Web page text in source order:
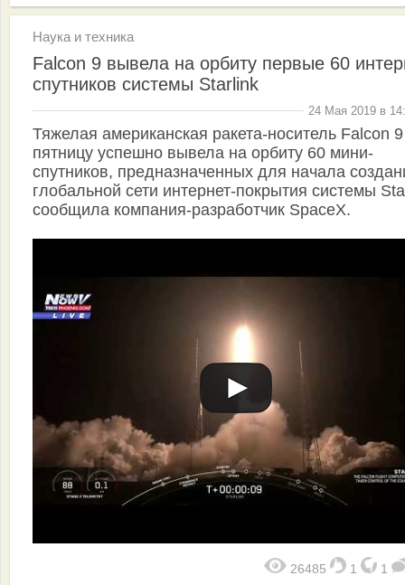
Наука и техника
Falcon 9 вывела на орбиту первые 60
спутников системы Starlink
24 Мая 2019 в
Тяжелая американская ракета-носитель Falcon
пятницу успешно вывела на орбиту 60 мини-
спутников, предназначенных для начала
глобальной сети интернет-покрытия системы
сообщила компания-разработчик SpaceX.
26485 1 1